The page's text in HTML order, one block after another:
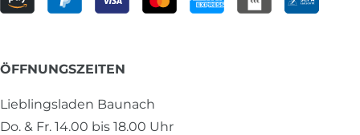
ÖFFNUNGSZEITEN
Lieblingsladen Baunach
Do. & Fr. 14.00 bis 18.00 Uhr